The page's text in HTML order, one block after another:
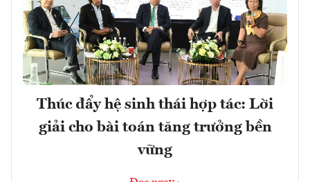
Thúc đẩy hệ sinh thái hợp tác: Lời
giải cho bài toán tăng trưởng bền
vững